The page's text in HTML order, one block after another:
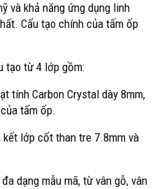
và khả năng ứng dụng linh
Cấu tạo chính của tấm ốp
tạo từ 4 lớp gồm:
tính Carbon Crystal dày 8mm,
tấm ốp.
kết lớp cốt than tre 7.8mm và
dạng mẫu mã, từ vân gỗ, vân